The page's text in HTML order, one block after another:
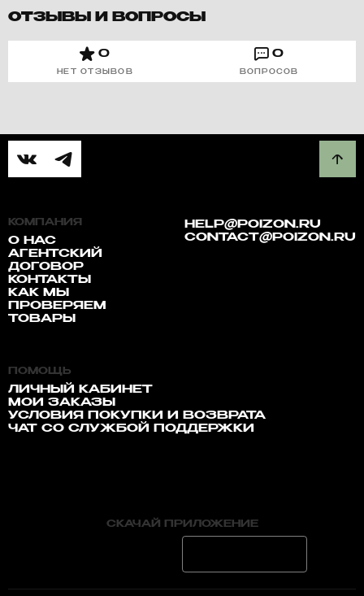
ОТЗЫВЫ И ВОПРОСЫ
0
НЕТ ОТЗЫВОВ
0
ВОПРОСОВ
КОМПАНИЯ
О НАС
АГЕНТСКИЙ
ДОГОВОР
КОНТАКТЫ
КАК МЫ
ПРОВЕРЯЕМ
ТОВАРЫ
HELP@POIZON.RU
CONTACT@POIZON.RU
ПОМОЩЬ
ЛИЧНЫЙ КАБИНЕТ
МОИ ЗАКАЗЫ
УСЛОВИЯ ПОКУПКИ И ВОЗВРАТА
ЧАТ СО СЛУЖБОЙ ПОДДЕРЖКИ
СКАЧАЙ ПРИЛОЖЕНИЕ